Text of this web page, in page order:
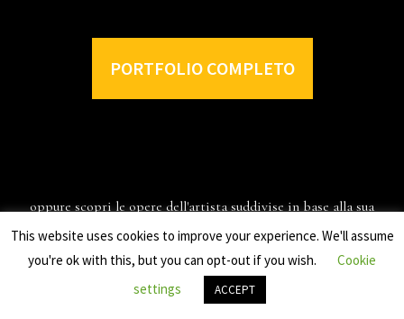
PORTFOLIO COMPLETO
oppure scopri le opere dell'artista suddivise in base alla sua
This website uses cookies to improve your experience. We'll assume
you're ok with this, but you can opt-out if you wish.
Cookie
settings
ACCEPT